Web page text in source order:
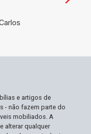
e artigos de
- não fazem parte do
mobiliados. A
alterar qualquer